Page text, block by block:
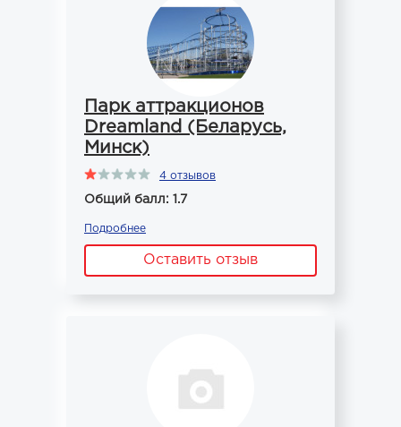
Парк аттракционов
Dreamland (Беларусь,
Минск)
4 отзывов
Общий балл: 1.7
Подробнее
Оставить отзыв